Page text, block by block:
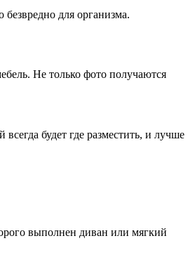
для организма.
Не только фото получаются
будет где разместить, и лучше
выполнен диван или мягкий